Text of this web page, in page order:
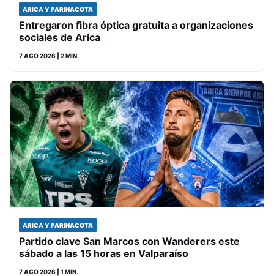
ARICA Y PARINACOTA
Entregaron fibra óptica gratuita a organizaciones
sociales de Arica
7 AGO 2026 | 2 MIN.
ARICA Y PARINACOTA
Partido clave San Marcos con Wanderers este
sábado a las 15 horas en Valparaíso
7 AGO 2026 | 1 MIN.